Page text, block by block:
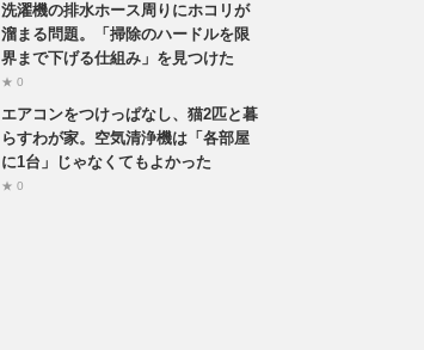
洗濯機の排水ホース周りにホコリが
溜まる問題。「掃除のハードルを限
界まで下げる仕組み」を見つけた
★ 0
エアコンをつけっぱなし、猫2匹と暮
らすわが家。空気清浄機は「各部屋
に1台」じゃなくてもよかった
★ 0